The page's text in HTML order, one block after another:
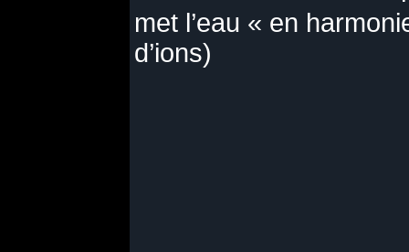
met l’eau « en
d’ions)